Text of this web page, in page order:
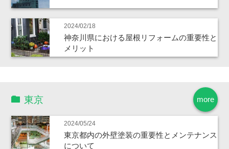
2024/02/18
神奈川県における屋根リフォームの重要性と
メリット
more
東京
2024/05/24
東京都内の外壁塗装の重要性とメンテナンス
について